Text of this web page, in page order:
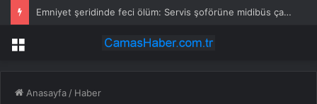
Emniyet şeridinde feci ölüm: Servis şoförüne midibüs çarptı
Menü
Anasayfa / Haber